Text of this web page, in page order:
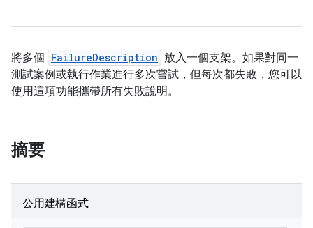
將多個 FailureDescription 放入一個支架。如果對同一
測試案例或執行作業進行多次嘗試，但每次都失敗，您可以
使用這項功能攜帶所有失敗說明。
摘要
公用建構函式